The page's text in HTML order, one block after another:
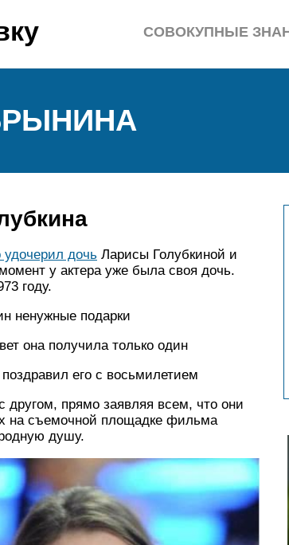
СОВОКУПНЫЕ
дочь Ларисы Голубкиной и
у актера уже была своя дочь.
году.
ненужные подарки
она получила только один
его с восьмилетием
другом, прямо заявляя всем, что они
на съемочной площадке фильма
душу.